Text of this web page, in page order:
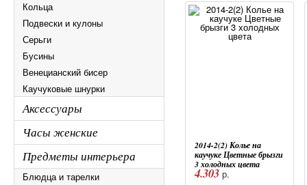
Кольца
Подвески и кулоны
Серьги
Бусины
Венецианский бисер
Каучуковые шнурки
Аксессуары
Часы женские
Предметы интерьера
Блюдца и тарелки
2014-2(2) Колье на
каучуке Цветные брызги
3 холодных цвета
4.303 р.